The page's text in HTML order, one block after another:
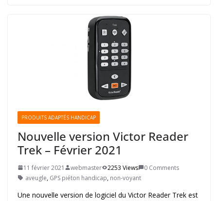
PRODUITS ADAPTÉS HANDICAP
Nouvelle version Victor Reader
Trek – Février 2021
11 février 2021 webmaster 2253 Views
0 Comments
aveugle, GPS piéton handicap, non-voyant
Une nouvelle version de logiciel du Victor Reader Trek est